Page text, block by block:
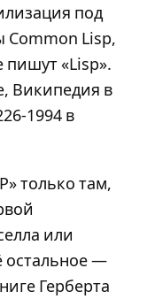
под
Common Lisp,
пишут «Lisp».
Википедия в
1994 в
только там,
или
остальное —
Герберта